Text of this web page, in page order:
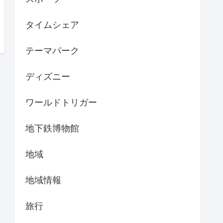
タイムシェア
テーマパーク
ディズニー
ワールドトリガー
地下鉄博物館
地域
地域情報
旅行